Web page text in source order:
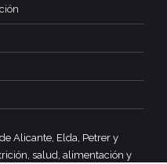
Alicante, Elda, Petrer y
salud, alimentación y